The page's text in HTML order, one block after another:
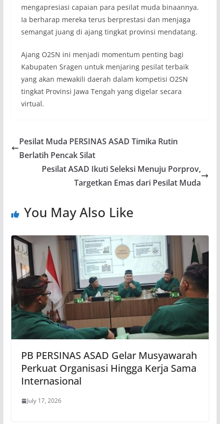
mengapresiasi capaian para pesilat muda binaannya.
Ia berharap mereka terus berprestasi dan menjaga
semangat juang di ajang tingkat provinsi mendatang.
Ajang O2SN ini menjadi momentum penting bagi
Kabupaten Sragen untuk menjaring pesilat terbaik
yang akan mewakili daerah dalam kompetisi O2SN
tingkat Provinsi Jawa Tengah yang digelar secara
virtual.
Pesilat Muda PERSINAS ASAD Timika Rutin
Berlatih Pencak Silat
Pesilat ASAD Ikuti Seleksi Menuju Porprov,
Targetkan Emas dari Pesilat Muda
You May Also Like
PB PERSINAS ASAD Gelar Musyawarah
Perkuat Organisasi Hingga Kerja Sama
Internasional
July 17, 2026